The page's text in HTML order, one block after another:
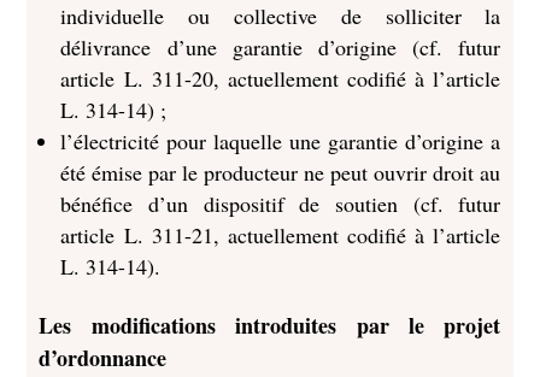
individuelle ou collective de solliciter la
délivrance d’une garantie d’origine (cf. futur
article L. 311-20, actuellement codifié à l’article
L. 314-14) ;
l’électricité pour laquelle une garantie d’origine a
été émise par le producteur ne peut ouvrir droit au
bénéfice d’un dispositif de soutien (cf. futur
article L. 311-21, actuellement codifié à l’article
L. 314-14).
Les modifications introduites par le projet
d’ordonnance